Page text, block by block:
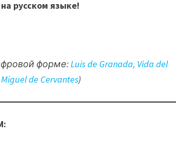
русском языке!
форме:Luis de Granada, Vida del
de Cervantes)